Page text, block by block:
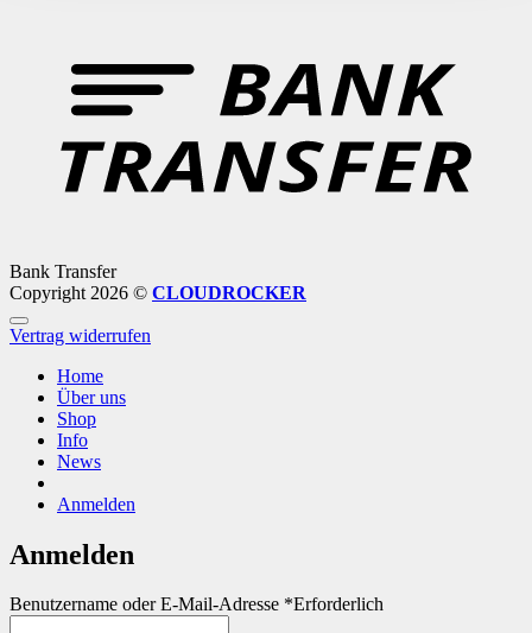
Bank Transfer
Copyright 2026 © CLOUDROCKER
Vertrag widerrufen
Home
Über uns
Shop
Info
News
Anmelden
Anmelden
Benutzername oder E-Mail-Adresse *Erforderlich